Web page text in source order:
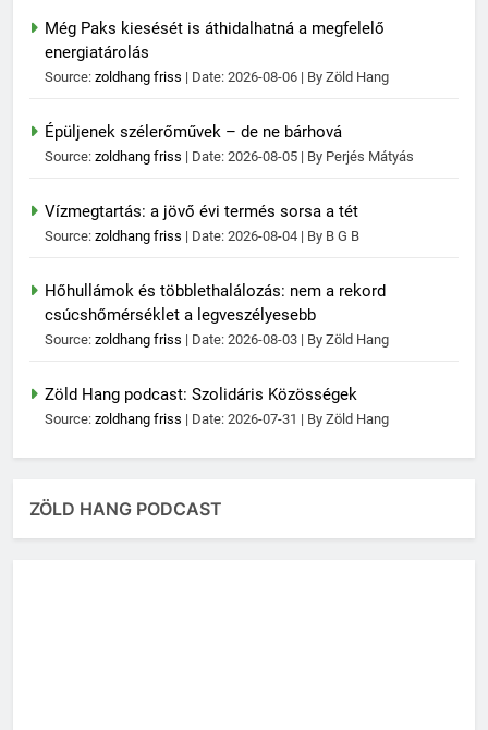
Még Paks kiesését is áthidalhatná a megfelelő
energiatárolás
Source: zoldhang friss Date: 2026-08-06 By Zöld Hang
Épüljenek szélerőművek – de ne bárhová
Source: zoldhang friss Date: 2026-08-05 By Perjés Mátyás
Vízmegtartás: a jövő évi termés sorsa a tét
Source: zoldhang friss Date: 2026-08-04 By B G B
Hőhullámok és többlethalálozás: nem a rekord
csúcshőmérséklet a legveszélyesebb
Source: zoldhang friss Date: 2026-08-03 By Zöld Hang
Zöld Hang podcast: Szolidáris Közösségek
Source: zoldhang friss Date: 2026-07-31 By Zöld Hang
ZÖLD HANG PODCAST